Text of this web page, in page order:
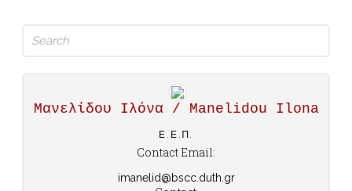
Μανελίδου Ιλόνα / Manelidou Ilona
Ε.Ε.Π.
Contact Email:
imanelid@bscc.duth.gr